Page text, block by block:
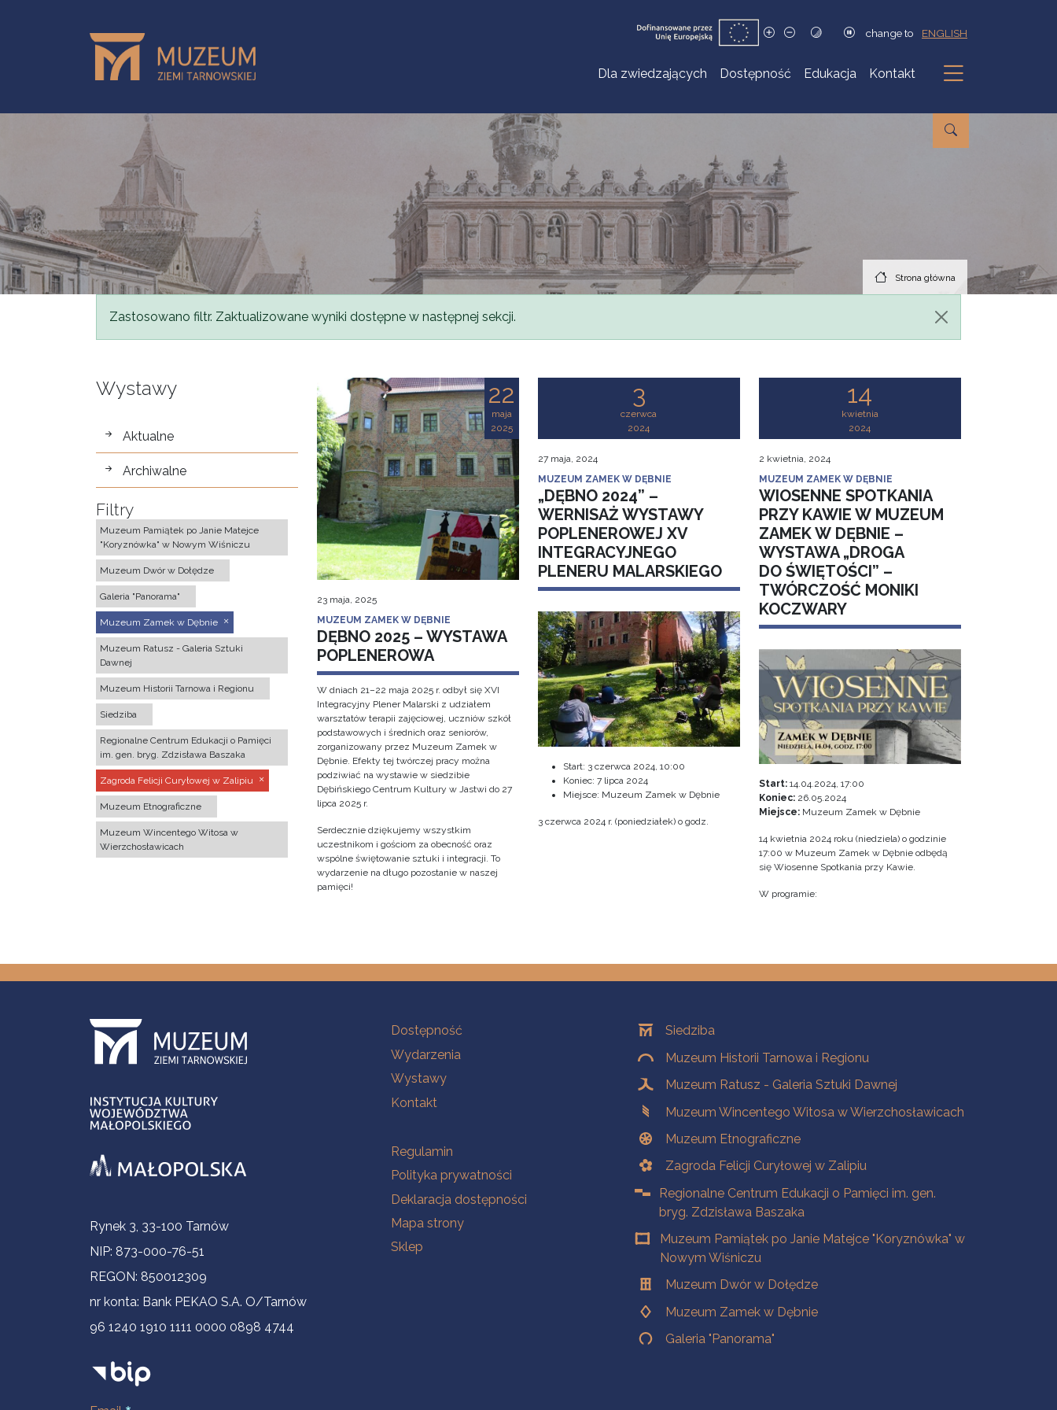
change to ENGLISH
Dla zwiedzających Dostępność Edukacja Kontakt
Podmenu
Strona główna
Komunikat
Zastosowano filtr. Zaktualizowane wyniki dostępne w następnej sekcji.
Wystawy
wystawy
Aktualne
Archiwalne
Filtry
Muzeum Pamiątek po Janie Matejce
"Koryznówka" w Nowym Wiśniczu
Muzeum Dwór w Dołędze
Galeria "Panorama"
Muzeum Zamek w Dębnie
Muzeum Ratusz - Galeria Sztuki
Dawnej
Muzeum Historii Tarnowa i Regionu
Siedziba
Regionalne Centrum Edukacji o Pamięci
im. gen. bryg. Zdzisława Baszaka
Zagroda Felicji Curyłowej w Zalipiu
Muzeum Etnograficzne
Muzeum Wincentego Witosa w
Wierzchosławicach
22
maja
2025
23 maja, 2025
MUZEUM ZAMEK W DĘBNIE
DĘBNO 2025 – WYSTAWA
POPLENEROWA
W dniach 21–22 maja 2025 r. odbył się XVI
Integracyjny Plener Malarski z udziałem
warsztatów terapii zajęciowej, uczniów szkół
podstawowych i średnich oraz seniorów,
zorganizowany przez Muzeum Zamek w
Dębnie. Efekty tej twórczej pracy można
podziwiać na wystawie w siedzibie
Dębińskiego Centrum Kultury w Jastwi do 27
lipca 2025 r.
Serdecznie dziękujemy wszystkim
uczestnikom i gościom za obecność oraz
wspólne świętowanie sztuki i integracji. To
wydarzenie na długo pozostanie w naszej
pamięci!
3
czerwca
2024
27 maja, 2024
MUZEUM ZAMEK W DĘBNIE
„DĘBNO 2024” –
WERNISAŻ WYSTAWY
POPLENEROWEJ XV
INTEGRACYJNEGO
PLENERU MALARSKIEGO
Start: 3 czerwca 2024, 10:00
Koniec: 7 lipca 2024
Miejsce: Muzeum Zamek w Dębnie
3 czerwca 2024 r. (poniedziałek) o godz.
14
kwietnia
2024
2 kwietnia, 2024
MUZEUM ZAMEK W DĘBNIE
WIOSENNE SPOTKANIA
PRZY KAWIE W MUZEUM
ZAMEK W DĘBNIE –
WYSTAWA „DROGA
DO ŚWIĘTOŚCI” –
TWÓRCZOŚĆ MONIKI
KOCZWARY
Start:14.04.2024, 17:00
Koniec:26.05.2024
Miejsce:Muzeum Zamek w Dębnie
14 kwietnia 2024 roku (niedziela) o godzinie
17:00 w Muzeum Zamek w Dębnie odbędą
się Wiosenne Spotkania przy Kawie.
W programie:
Informacje kontaktowe
Rynek 3, 33-100 Tarnów
NIP: 873-000-76-51
REGON: 850012309
nr konta: Bank PEKAO S.A. O/Tarnów
96 1240 1910 1111 0000 0898 4744
Na skróty
Dostępność
Wydarzenia
Wystawy
Kontakt
Na skróty
Regulamin
Polityka prywatności
Deklaracja dostępności
Mapa strony
Sklep
OddziałySiedziba
Muzeum Historii Tarnowa i Regionu
Muzeum Ratusz - Galeria Sztuki Dawnej
Muzeum Wincentego Witosa w Wierzchosławicach
Muzeum Etnograficzne
Zagroda Felicji Curyłowej w Zalipiu
Regionalne Centrum Edukacji o Pamięci im. gen.
bryg. Zdzisława Baszaka
Muzeum Pamiątek po Janie Matejce "Koryznówka" w
Nowym Wiśniczu
Muzeum Dwór w Dołędze
Muzeum Zamek w Dębnie
Galeria "Panorama"